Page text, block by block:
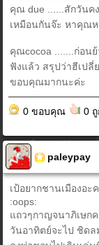
คุณ due ......สักวันค
เหมือนกันจ๊ะ หาคุณห
คุณcocoa .......ก่อน
ฟังแล้ว สรุปว่าฮีเปลี่
ขอบคุณมากนะค่ะ
0 ขอบคุณ 0
paleypay
เป้อยากชานเมืองอ
:oops:
แถวๆกาญจนาภิเษก
วันอาทิตย์จะไป ชิด